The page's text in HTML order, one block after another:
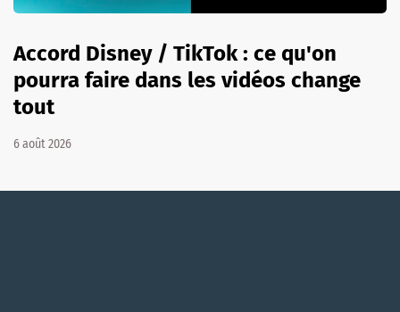
Accord Disney / TikTok : ce qu'on
pourra faire dans les vidéos change
tout
6 août 2026